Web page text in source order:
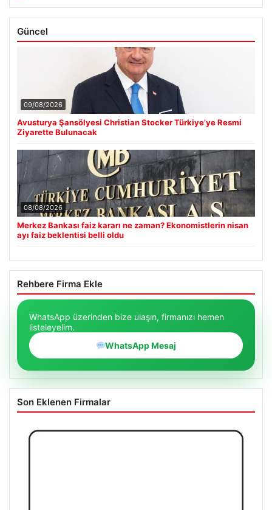
Güncel
09/08/2026
Avusturya Şansölyesi Christian Stocker Türkiye’ye Resmi
Ziyarette Bulunacak
08/08/2026
Merkez Bankası faiz kararı ne zaman? Ekonomistlerin nisan
ayı faiz beklentisi belli oldu
Rehbere Firma Ekle
WhatsApp üzerinden bize ulaşın, firmanızı hemen
listeleyelim.
WhatsApp Mesaj
Son Eklenen Firmalar